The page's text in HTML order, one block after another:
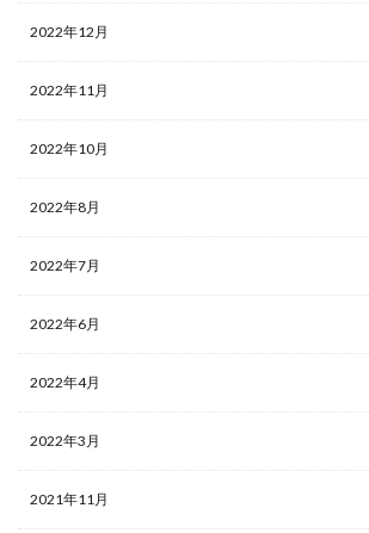
2022年12月
2022年11月
2022年10月
2022年8月
2022年7月
2022年6月
2022年4月
2022年3月
2021年11月